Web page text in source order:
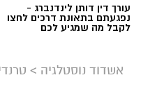
עורך דין דותן לינדנברג -
נפגעתם בתאונת דרכים לחצו
לקבל מה שמגיע לכם
אשדוד נוסטלגיה >